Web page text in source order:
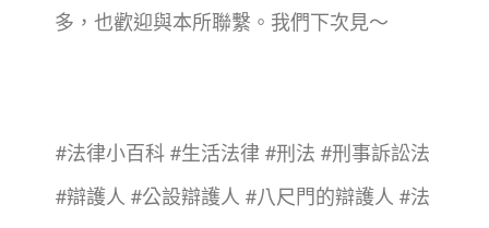
多，也歡迎與本所聯繫。我們下次見～
#法律小百科 #生活法律 #刑法 #刑事訴訟法
#辯護人 #公設辯護人 #八尺門的辯護人 #法